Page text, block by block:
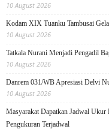
10 August 2026
Kodam XIX Tuanku Tambusai
10 August 2026
Tatkala Nurani Menjadi Pengadil
10 August 2026
Danrem 031/WB Apresiasi Delvi
10 August 2026
Masyarakat Dapatkan Jadwal Ukur
Pengukuran Terjadwal